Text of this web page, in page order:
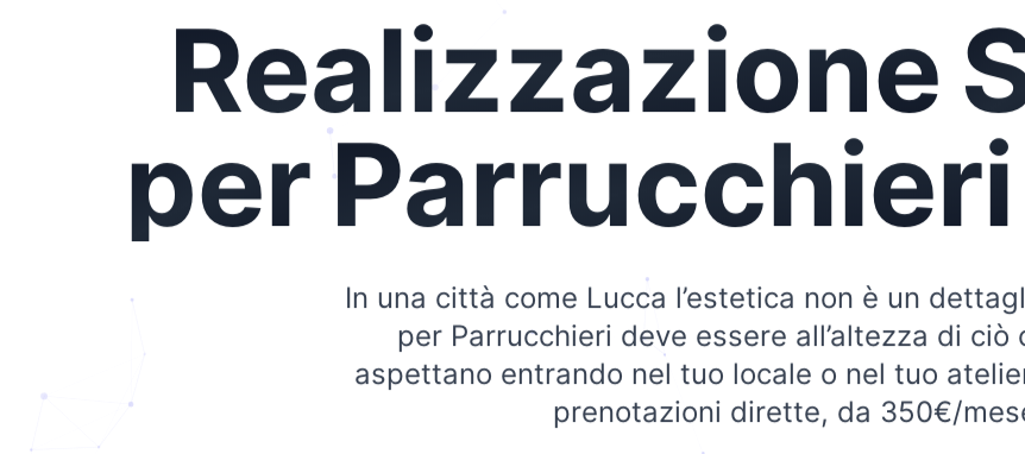
Realizzazione
perParrucchieri
In una città come Lucca l’estetica non è un
per Parrucchieri deve essere all’altezza di ciò
aspettano entrando nel tuo locale o nel tuo
prenotazioni dirette, da 350€/